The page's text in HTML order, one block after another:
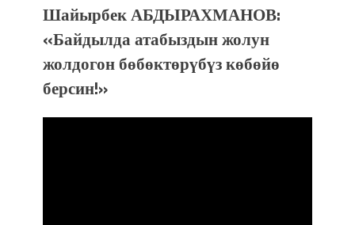
Шайырбек АБДЫРАХМАНОВ:
«Байдылда атабыздын жолун
жолдогон бөбөктөрүбүз көбөйө
берсин!»